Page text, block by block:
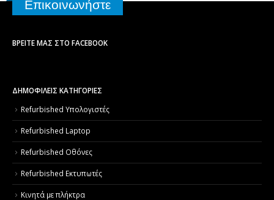
Επικοινωνήστε
ΒΡΕΊΤΕ ΜΑΣ ΣΤΟ FACEBOOK
ΔΗΜΟΦΙΛΕΙΣ ΚΑΤΗΓΟΡΙΕΣ
Refurbished Υπολογιστές
Refurbished Laptop
Refurbished Οθόνες
Refurbished Εκτυπωτές
Κινητά με πλήκτρα